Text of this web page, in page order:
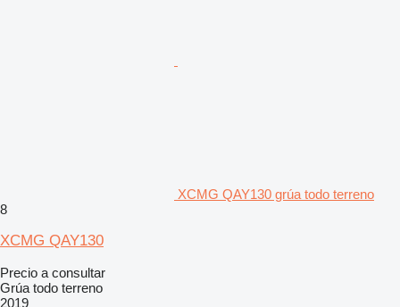
XCMG QAY130 grúa todo terreno
8
XCMG QAY130
Precio a consultar
Grúa todo terreno
2019